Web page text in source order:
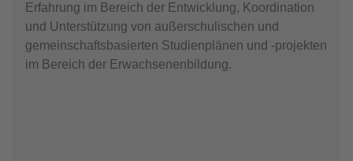
Erfahrung im Bereich der Entwicklung, Koordination
und Unterstützung von außerschulischen und
gemeinschaftsbasierten Studienplänen und -projekten
im Bereich der Erwachsenenbildung.